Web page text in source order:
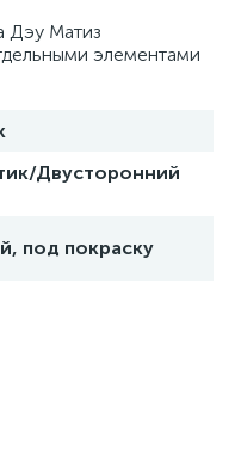
Дэу Матиз
элементами
Двусторонний
под покраску